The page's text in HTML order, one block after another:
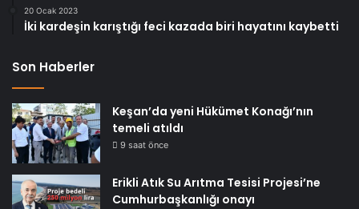
20 Ocak 2023
İki kardeşin karıştığı feci kazada biri hayatını kaybetti
Son Haberler
Keşan’da yeni Hükümet Konağı’nın
temeli atıldı
9 saat önce
Erikli Atık Su Arıtma Tesisi Projesi’ne
Cumhurbaşkanlığı onayı